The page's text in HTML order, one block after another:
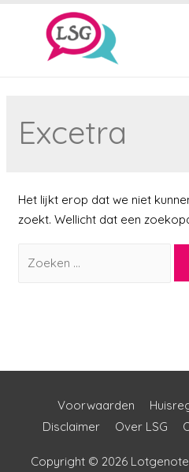
Excetra
Het lijkt erop dat we niet
zoekt. Wellicht dat een
naar:
Voorwaarden
Disclaimer
Over LSG
Copyright © 2026